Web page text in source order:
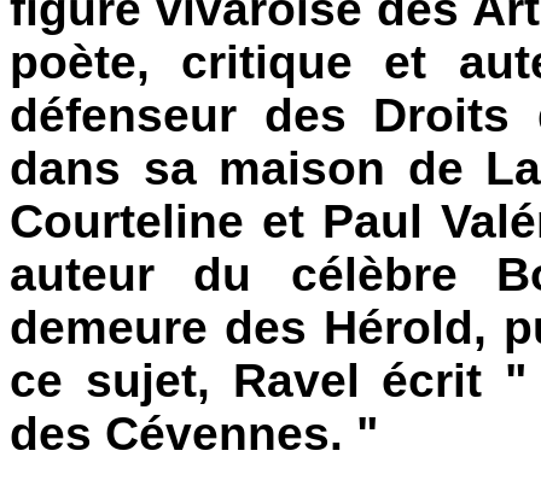
poète, critique et
défenseur des
dans sa maison de
Courteline et Paul
auteur du célèbre
demeure des Hérold,
ce sujet, Ravel écrit
des Cévennes. "